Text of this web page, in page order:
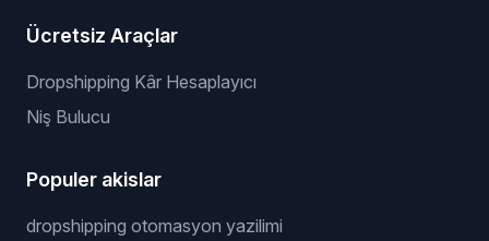
Ücretsiz Araçlar
Dropshipping Kâr Hesaplayıcı
Niş Bulucu
Populer akislar
dropshipping otomasyon yazilimi